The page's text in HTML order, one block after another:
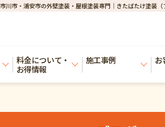
市川市・浦安市の外壁塗装・屋根塗装専門｜きたばたけ塗装（
料金について・
お得情報
施工事例 お